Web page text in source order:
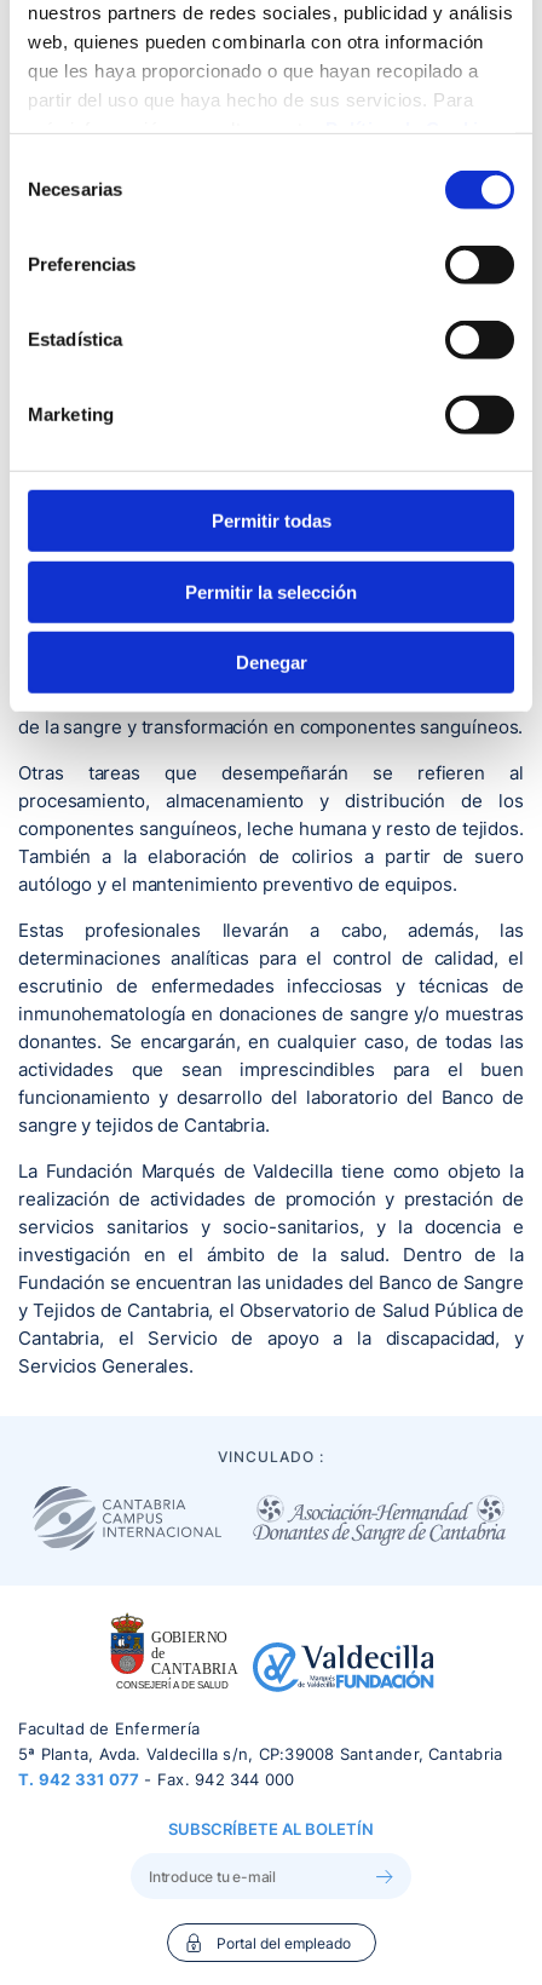
nuestros partners de redes sociales, publicidad y análisis
web, quienes pueden combinarla con otra información
que les haya proporcionado o que hayan recopilado a
partir del uso que haya hecho de sus servicios. Para
Necesarias
Preferencias
Estadística
Marketing
Permitir todas
Permitir la selección
Denegar
Las trabajadoras se incorporan al Banco de Sangre y
Tejidos de Cantabria para desempeñar, entre otras
transformación en componentes sanguíneos
acogido la toma de posesión de las profesionales que han
superado las pruebas selectivas para la provisión mediante
el sistema de concurso-oposición de tres plazas de
personal laboral fijo de Técnico Superior Analista de
Sangre y Tejidos de Cantabria, unidad de la FMV, para llevar
a cabo, entre otras cuestiones, labores de fraccionamiento
de la sangre y transformación en componentes sanguíneos.
Otras tareas que desempeñarán se refieren al
procesamiento, almacenamiento y distribución de los
componentes sanguíneos, leche humana y resto de tejidos.
También a la elaboración de colirios a partir de suero
autólogo y el mantenimiento preventivo de equipos.
Estas profesionales llevarán a cabo, además, las
determinaciones analíticas para el control de calidad, el
escrutinio de enfermedades infecciosas y técnicas de
inmunohematología en donaciones de sangre y/o muestras
donantes. Se encargarán, en cualquier caso, de todas las
actividades que sean imprescindibles para el buen
funcionamiento y desarrollo del laboratorio del Banco de
sangre y tejidos de Cantabria.
La Fundación Marqués de Valdecilla tiene como objeto la
realización de actividades de promoción y prestación de
servicios sanitarios y socio-sanitarios, y la docencia e
investigación en el ámbito de la salud. Dentro de la
Fundación se encuentran las unidades del Banco de Sangre
y Tejidos de Cantabria, el Observatorio de Salud Pública de
Cantabria, el Servicio de apoyo a la discapacidad, y
Servicios Generales.
VINCULADO :
Facultad de Enfermería
5ª Planta, Avda. Valdecilla s/n, CP:39008 Santander, Cantabria
T. 942 331 077 - Fax. 942 344 000
Portal del empleado
SUBSCRÍBETE AL BOLETÍN